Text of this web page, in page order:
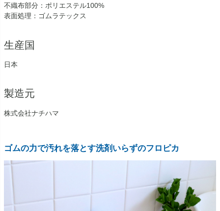
不織布部分：ポリエステル100%
表面処理：ゴムラテックス
生産国
日本
製造元
株式会社ナチハマ
ゴムの力で汚れを落とす洗剤いらずのフロピカ